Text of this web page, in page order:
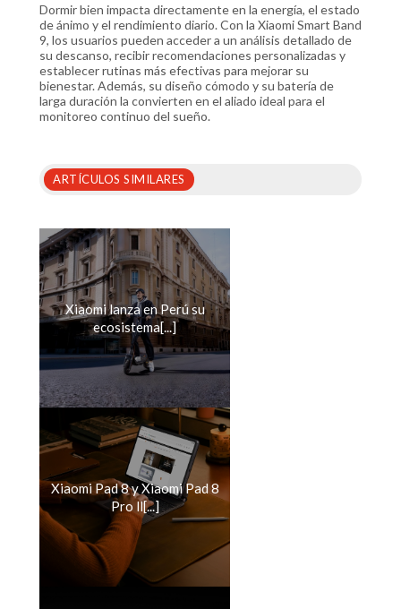
Dormir bien impacta directamente en la energía, el estado
de ánimo y el rendimiento diario. Con la Xiaomi Smart Band
9, los usuarios pueden acceder a un análisis detallado de
su descanso, recibir recomendaciones personalizadas y
establecer rutinas más efectivas para mejorar su
bienestar. Además, su diseño cómodo y su batería de
larga duración la convierten en el aliado ideal para el
monitoreo continuo del sueño.
ARTÍCULOS SIMILARES
Xiaomi lanza en Perú su
ecosistema[...]
Xiaomi Pad 8 y Xiaomi Pad 8
Pro ll[...]